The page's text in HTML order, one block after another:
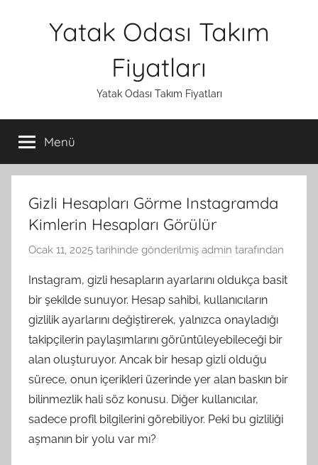
Yatak Odası Takım
Fiyatları
Yatak Odası Takım Fiyatları
Menü
Gizli Hesapları Görme Instagramda
Kimlerin Hesapları Görülür
Ocak 11, 2025 tarihinde gönderilmiş admin tarafından
Instagram, gizli hesapların ayarlarını oldukça basit
bir şekilde sunuyor. Hesap sahibi, kullanıcıların
gizlilik ayarlarını değiştirerek, yalnızca onayladığı
takipçilerin paylaşımlarını görüntüleyebileceği bir
alan oluşturuyor. Ancak bir hesap gizli olduğu
sürece, onun içerikleri üzerinde yer alan baskın bir
bilinmezlik hali söz konusu. Diğer kullanıcılar,
sadece profil bilgilerini görebiliyor. Peki bu gizliliği
aşmanın bir yolu var mı?